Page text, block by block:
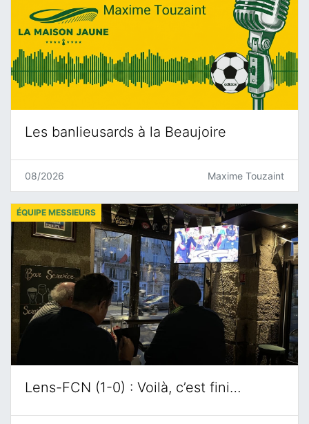
Les banlieusards à la Beaujoire
08/2026 Maxime Touzaint
Lens-FCN (1-0) : Voilà, c’est fini…
ÉQUIPE MESSIEURS